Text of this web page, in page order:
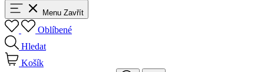
Menu Zavřít
Oblíbené
Hledat
Košík